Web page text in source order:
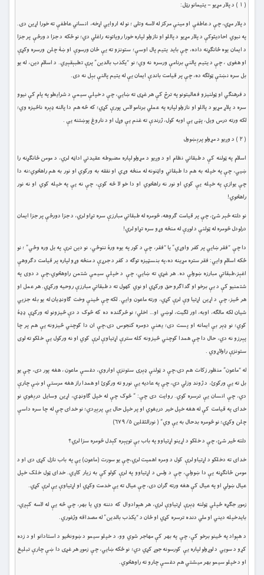
( ١ ) د پلار مړيو – یتیمانو رټل:
د پلار مړي، چې د عاطفې او مينې مرکز له لاسه وتلى ؛ نو له اروايي اړخه، انساني عاطفې ته خورا اړين دى.
په نبوي احاديثوکې د پلار مړيو د پاللو او نازولو لپاره خورا روياتونه راغلي دي؛ نو ځکه د جزا د ورځې پر جزا
د ايمان يوه ځانګړنه داده، چې بايد يتيم پال اوسې؛ ستونزو ته يې ځان ورسوې او ښۀ چلن ورسره وکړې
او هغوى ، چې د يتيم پالنې برنامې ورسره نه وي؛ نو “يکذب بالدين” پرې تطبېقېږي. د اسلام دين، له يو
بل سره نښتې ټولګه ده، چې پر قيامت باندې ايمان يې له يتيم پالنې بېل نه دى.
د فرهنګي او ټولنيزو فعاليتونو په ترڅ کې هر غړى ته ښايي، چې د خپلې سيمې د شرايطو په پام کې نيوو
سره د پلاړ مړيو د پاللو او نازولو لپاره په عملي برنامو لاس پورې کړي؛ که څه هم دا پالنه ډېره ناڅيزه وي؛
لکه ورته درس ويل، پټى يې اوبه کول، ژرندې ته غنم يې وړل او د ناروغ پوښتنه يې .
( ٢ ) د وږيو د مړولو پرېښوول
اسلام په ټولنه کې د طبقاتي نظام او د وږيو د مړولو لپاره مضبوطه عقيدتي اداڼه لري، د مومن ځانګړنه را
ښیي، چې په خپله به هم دا طبقاتي واټنونه له منځه وړي او نفقه به ورکوي او نور به هم راهڅوي؛نه دا
چې يوازې په خپله يې کوي او نور نه راهڅوي او دا خو لا څه کوې، چې نه يې په خپله کوي او نه نور
راهڅوي!
نو دلته ځېر شئ، چې پر قيامت ګروهه، څومره له طبقاتي مبارزې سره تړاو لري، د جزا دورځې پر جزا ايمان
درلودل څومره له ټولنې د لوږې له منځه وړو سره تړاو لري!
دا چې “فقر ښايي پر کفر واوړي” يا “فقر، چې د کور په يوه ورۀ ننوځي، نو دين ترې په بل وره وځي” ؛ نو
ځکه اسلام وایي: فقر ستره مړينه ده،په بنسټيزه توګه د کفر د جرړې د منځه وړو لپاره پر قيامت دګروهې
اغېز،طبقاتي مبارزه ښوولې ده. هر غړي ته ښايي، چې د خپلې سيمې شتمن راوهڅوي،چې د دوى په
شتمنيو کې د بې برخو او ګداګرو حق ورکړي او نوي کهول ته د طبقاتي مبارزې روحيه ورکړي. هر عمل او
هر څيز، چې د اړين اړتيا وې لرې کړي، ورته ماعون وايي. لکه چې ځينې وخت ګاونډيان له يو بله جزيي
شيان لکه مالګه، اوبه، اور لګيت، لوښي او… اخلي؛ نو څرګنده ده که څوک د دې څيزونو له ورکړې ډډۀ
کوي؛ نو ډېر بې ايمانه او پست دى؛ يعنې دومره کنجوس دى،چې ان دا کوچني څيزونه يې هم پر چا
پېرزو نه دي، حال دا چې همدا کوچني څيزونه کله سترې اړتياوې لرې کوي او نه ورکول يې خلکو ته لوى
ستونزې راولاړوي .
له “ماعون” منظور زکات هم دى،چې د ټولنې ډېرى ستونزې اواروي، دغسې ماعون ، هغه پور دى، چې يو
بل ته يې ورکوئ، د ژوند وزلي دي، چې په عاديه يې نورو ته ورکوئ او همدا راز هغه مرستې او ښې چارې
دي، چې انسان يې ترسره کوي. روايت دى چې: ” څوک چې له خپل ګاونډي، اړين وسايل درېغوي نو
خداى په قيامت کې له هغه خپل خير دريغوي او پر خپل حال يې پرېږدي؛ نو خداى چې له چا سره داسې
چلن وکړي؛ نو څومره بدحال به يې وي” ( نورالثقلين ٥/ ٦٧٩)
دلته ځير شئ، چې د خلکو د اړينو اړتياوو په باب بې توپېره کېدل څومره سزا لري؟
خداى ته دخلکو د اړتياو لرې کول د ومره اهميت لري،چې يو سورت (ماعون) يې په باب نازل کړى دى او د
مومن ځانګړنه يې دا ښوولې، چې د ولس د اړتياوو په لرې کولو کې به زيار کاږي. خداى ټول خلک خپل
عيال ښولي او په عيال کې هغه ورته ګران دى، چې عيال ته يې خدمت وکړي او اړتياوې يې لرې کړي.
زموږ جګړه ځپلې ټولنه ډېرې اړتياوې لري، هر هېوادوال که دننه وي يا بهر، چې څه يې له لاسه کېږي،
بایدخپله ديني او ملي دنده ترسره کړي او ځان د “يکذب بالدين” له مصداقه وژغوري.
د هېواد په ځينو برخو کې، چې په بهر کې مهاجر شوي وو، د خپلو سيمو د ښوونځيو د استادانو او د زده
کړو د سويي د لوړولو لپاره يې کورسونه جوړ کړي دي؛ نو ځکه ښايي، چې زموږ هر غړى دا ښې چارې تبليغ
او د خپلو سيمو بهر ميشتي هم دغسې چارو ته راوهڅوي.